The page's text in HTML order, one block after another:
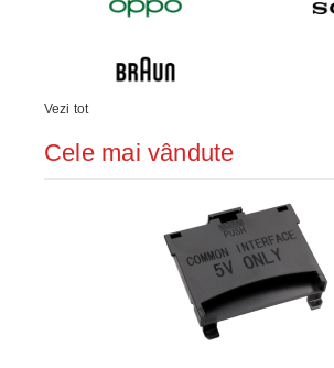
Vezi tot
Cele mai vândute